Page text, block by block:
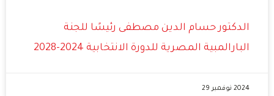
الدكتور حسام الدين مصطفى رئيسًا للجنة
البارالمبية المصرية للدورة الانتخابية 2024-2028
2024 نوفمبر 29